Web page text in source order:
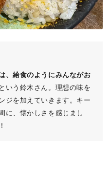
、給食のようにみんながお
いう鈴木さん。理想の味を
ジを加えていきます。キー
に、懐かしさを感じまし